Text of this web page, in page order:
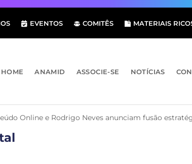
EVENTOS COMITÊS MATERIAIS
HOME ANAMID ASSOCIE-SE NOTÍCIAS
Online e Rodrigo Neves anunciam fusão